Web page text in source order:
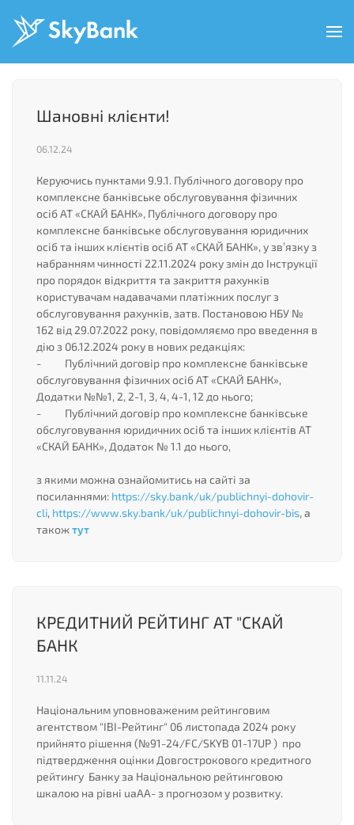
основного
Шановні клієнти!
06.12.24
Керуючись пунктами 9.9.1. Публічного договору про
комплексне банківське обслуговування фізичних
осіб АТ «СКАЙ БАНК», Публічного договору про
комплексне банківське обслуговування юридичних
осіб та інших клієнтів осіб АТ «СКАЙ БАНК», у зв’язку з
набранням чинності 22.11.2024 року змін до Інструкції
про порядок відкриття та закриття рахунків
користувачам надавачами платіжних послуг з
обслуговування рахунків, затв. Постановою НБУ №
162 від 29.07.2022 року, повідомляємо про введення в
дію з 06.12.2024 року в нових редакціях:
- Публічний договір про комплексне банківське
обслуговування фізичних осіб АТ «СКАЙ БАНК»,
Додатки №№1, 2, 2-1, 3, 4, 4-1, 12 до нього;
- Публічний договір про комплексне банківське
обслуговування юридичних осіб та інших клієнтів АТ
«СКАЙ БАНК», Додаток № 1.1 до нього,
з якими можна ознайомитись на сайті за
посиланнями: https://sky.bank/uk/publichnyi-dohovir-
cli, https://www.sky.bank/uk/publichnyi-dohovir-bis, а
такожтут
КРЕДИТНИЙ РЕЙТИНГ АТ "СКАЙ
БАНК
11.11.24
Національним уповноваженим рейтинговим
агентством "ІВІ-Рейтинг" 06 листопада 2024 року
прийнято рішення (№91-24/FC/SKYB 01-17UP ) про
підтвердження оцінки Довгострокового кредитного
рейтингу Банку за Національною рейтинговою
шкалою на рівні uaAA- з прогнозом у розвитку.